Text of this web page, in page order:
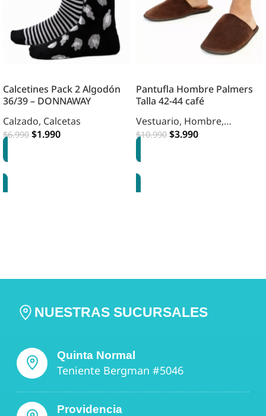
Calcetines Pack 2 Algodón
36/39 – DONNAWAY
Calzado, Calcetas
$6.990 $1.990
Pantufla Hombre Palmers
Talla 42-44 café
Vestuario, Hombre,
Calzado,Pantuflas
$10.990 $3.990
NUESTRAS SUCURSALES
Quinta Normal
Teniente Bergman #5046
Providencia